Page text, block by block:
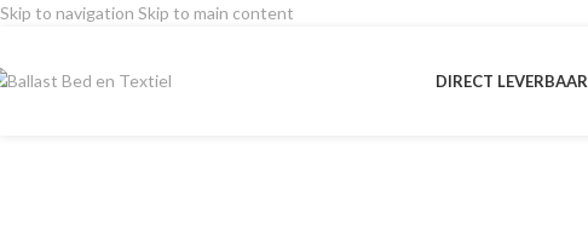
Skip to navigation Skip to main content
DIRECT LEVERBAAR